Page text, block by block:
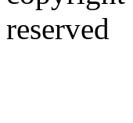
reserved